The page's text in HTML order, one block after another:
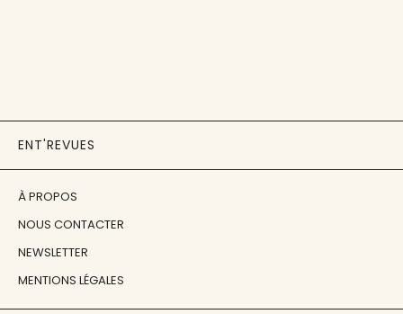
ENT'REVUES
À PROPOS
NOUS CONTACTER
NEWSLETTER
MENTIONS LÉGALES